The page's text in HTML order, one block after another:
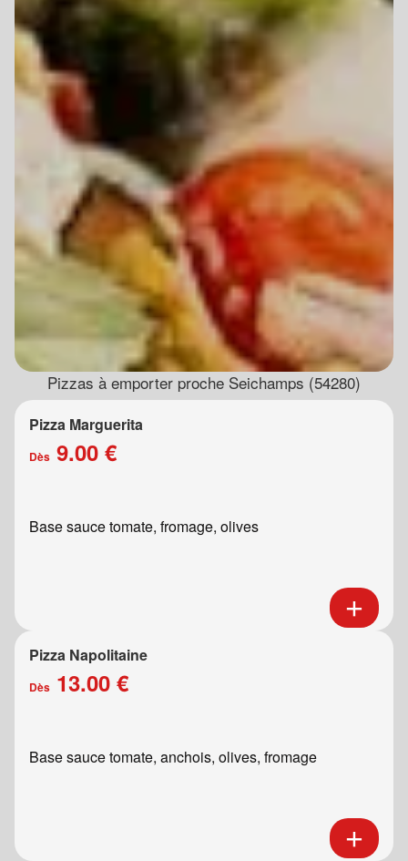
Pizzas à emporter proche Seichamps (54280)
Pizza Marguerita
Dès 9.00 €
Base sauce tomate, fromage, olives
Pizza Napolitaine
Dès 13.00 €
Base sauce tomate, anchois, olives, fromage